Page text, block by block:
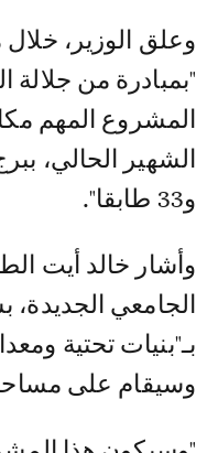
وعلق الوزير، خلال مقابلة مع Le360، قائلا:
"بمبادرة من جلالة
المشروع المهم
و33 طابقا".
وأشار خالد أيت
بـ"بنيات تحتية
وسيقام على مساحة 14